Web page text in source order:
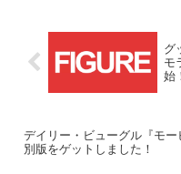
グ
モ
始
デイリー・ビューグル『モー
別版をゲットしました！